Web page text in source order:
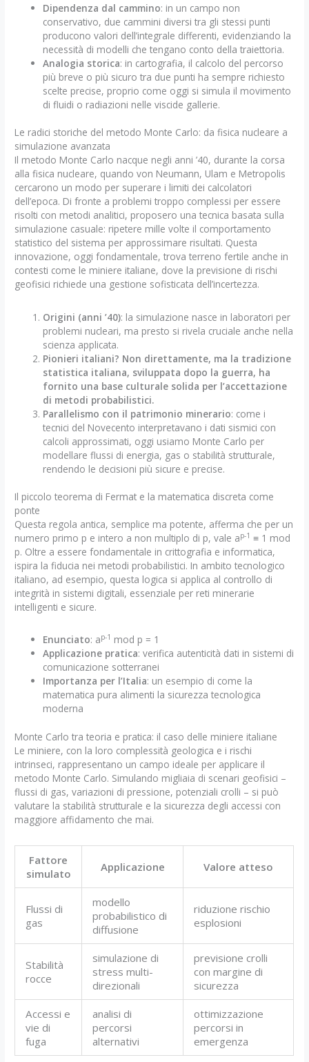
Dipendenza dal cammino: in un campo non
conservativo, due cammini diversi tra gli stessi punti
producono valori dell’integrale differenti, evidenziando la
necessità di modelli che tengano conto della traiettoria.
Analogia storica: in cartografia, il calcolo del percorso
più breve o più sicuro tra due punti ha sempre richiesto
scelte precise, proprio come oggi si simula il movimento
di fluidi o radiazioni nelle viscide gallerie.
Le radici storiche del metodo Monte Carlo: da fisica nucleare a
simulazione avanzata
Il metodo Monte Carlo nacque negli anni ’40, durante la corsa
alla fisica nucleare, quando von Neumann, Ulam e Metropolis
cercarono un modo per superare i limiti dei calcolatori
dell’epoca. Di fronte a problemi troppo complessi per essere
risolti con metodi analitici, proposero una tecnica basata sulla
simulazione casuale: ripetere mille volte il comportamento
statistico del sistema per approssimare risultati. Questa
innovazione, oggi fondamentale, trova terreno fertile anche in
contesti come le miniere italiane, dove la previsione di rischi
geofisici richiede una gestione sofisticata dell’incertezza.
Origini (anni ’40): la simulazione nasce in laboratori per
problemi nucleari, ma presto si rivela cruciale anche nella
scienza applicata.
Pionieri italiani? Non direttamente, ma la tradizione
statistica italiana, sviluppata dopo la guerra, ha
fornito una base culturale solida per l’accettazione
di metodi probabilistici.
Parallelismo con il patrimonio minerario: come i
tecnici del Novecento interpretavano i dati sismici con
calcoli approssimati, oggi usiamo Monte Carlo per
modellare flussi di energia, gas o stabilità strutturale,
rendendo le decisioni più sicure e precise.
Il piccolo teorema di Fermat e la matematica discreta come
ponte
Questa regola antica, semplice ma potente, afferma che per un
numero primo p e intero a non multiplo di p, vale ap-1 ≡ 1 mod
p. Oltre a essere fondamentale in crittografia e informatica,
ispira la fiducia nei metodi probabilistici. In ambito tecnologico
italiano, ad esempio, questa logica si applica al controllo di
integrità in sistemi digitali, essenziale per reti minerarie
intelligenti e sicure.
Enunciato: ap-1 mod p = 1
Applicazione pratica: verifica autenticità dati in sistemi di
comunicazione sotterranei
Importanza per l’Italia: un esempio di come la
matematica pura alimenti la sicurezza tecnologica
moderna
Monte Carlo tra teoria e pratica: il caso delle miniere italiane
Le miniere, con la loro complessità geologica e i rischi
intrinseci, rappresentano un campo ideale per applicare il
metodo Monte Carlo. Simulando migliaia di scenari geofisici –
flussi di gas, variazioni di pressione, potenziali crolli – si può
valutare la stabilità strutturale e la sicurezza degli accessi con
maggiore affidamento che mai.
Fattore
simulato
Applicazione Valore atteso
Flussi di
gas
modello
probabilistico di
diffusione
riduzione rischio
esplosioni
Stabilità
rocce
simulazione di
stress multi-
direzionali
previsione crolli
con margine di
sicurezza
Accessi e
vie di
fuga
analisi di
percorsi
alternativi
ottimizzazione
percorsi in
emergenza